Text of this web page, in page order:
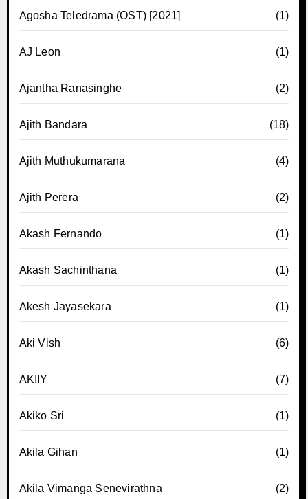
Agosha Teledrama (OST) [2021] (1)
AJ Leon (1)
Ajantha Ranasinghe (2)
Ajith Bandara (18)
Ajith Muthukumarana (4)
Ajith Perera (2)
Akash Fernando (1)
Akash Sachinthana (1)
Akesh Jayasekara (1)
Aki Vish (6)
AKIIY (7)
Akiko Sri (1)
Akila Gihan (1)
Akila Vimanga Senevirathna (2)